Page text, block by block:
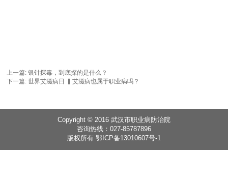
上一篇:银针探毒，到底探的是什么？
下一篇:世界艾滋病日 ▎艾滋病也属于职业病吗？
Copyright © 2016 武汉市职业病防治院
咨询热线：027-85787896
版权所有 鄂ICP备13010607号-1